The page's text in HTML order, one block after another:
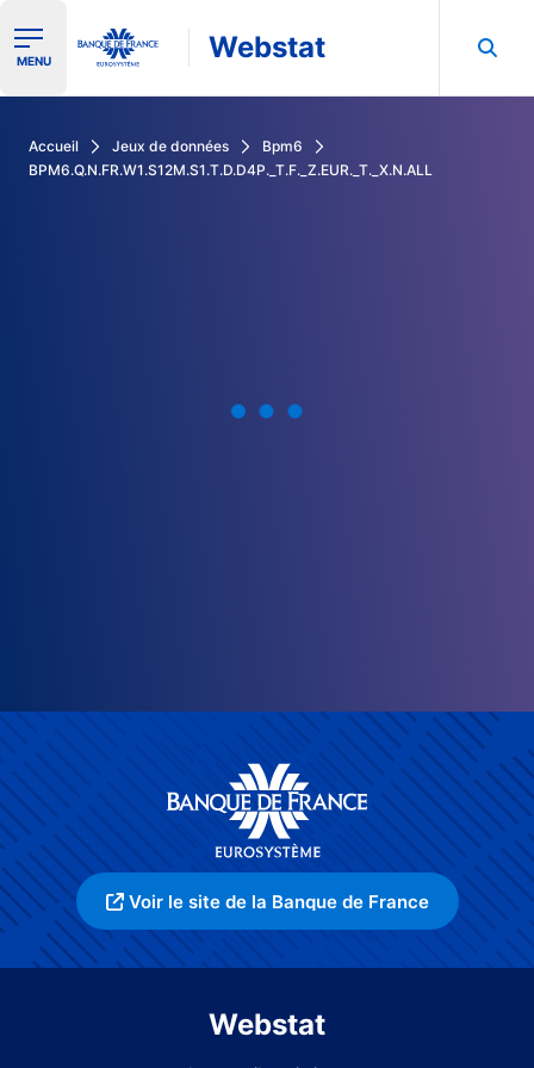
Ouvrir le menu de navigation
MENU Webstat
Accueil Jeux de données
Bpm6
BPM6.Q.N.FR.W1.S12M.S1.T.D.D4P._T.F._Z.EUR._T._X.N.ALL
Voir le site de la Banque de France
Webstat